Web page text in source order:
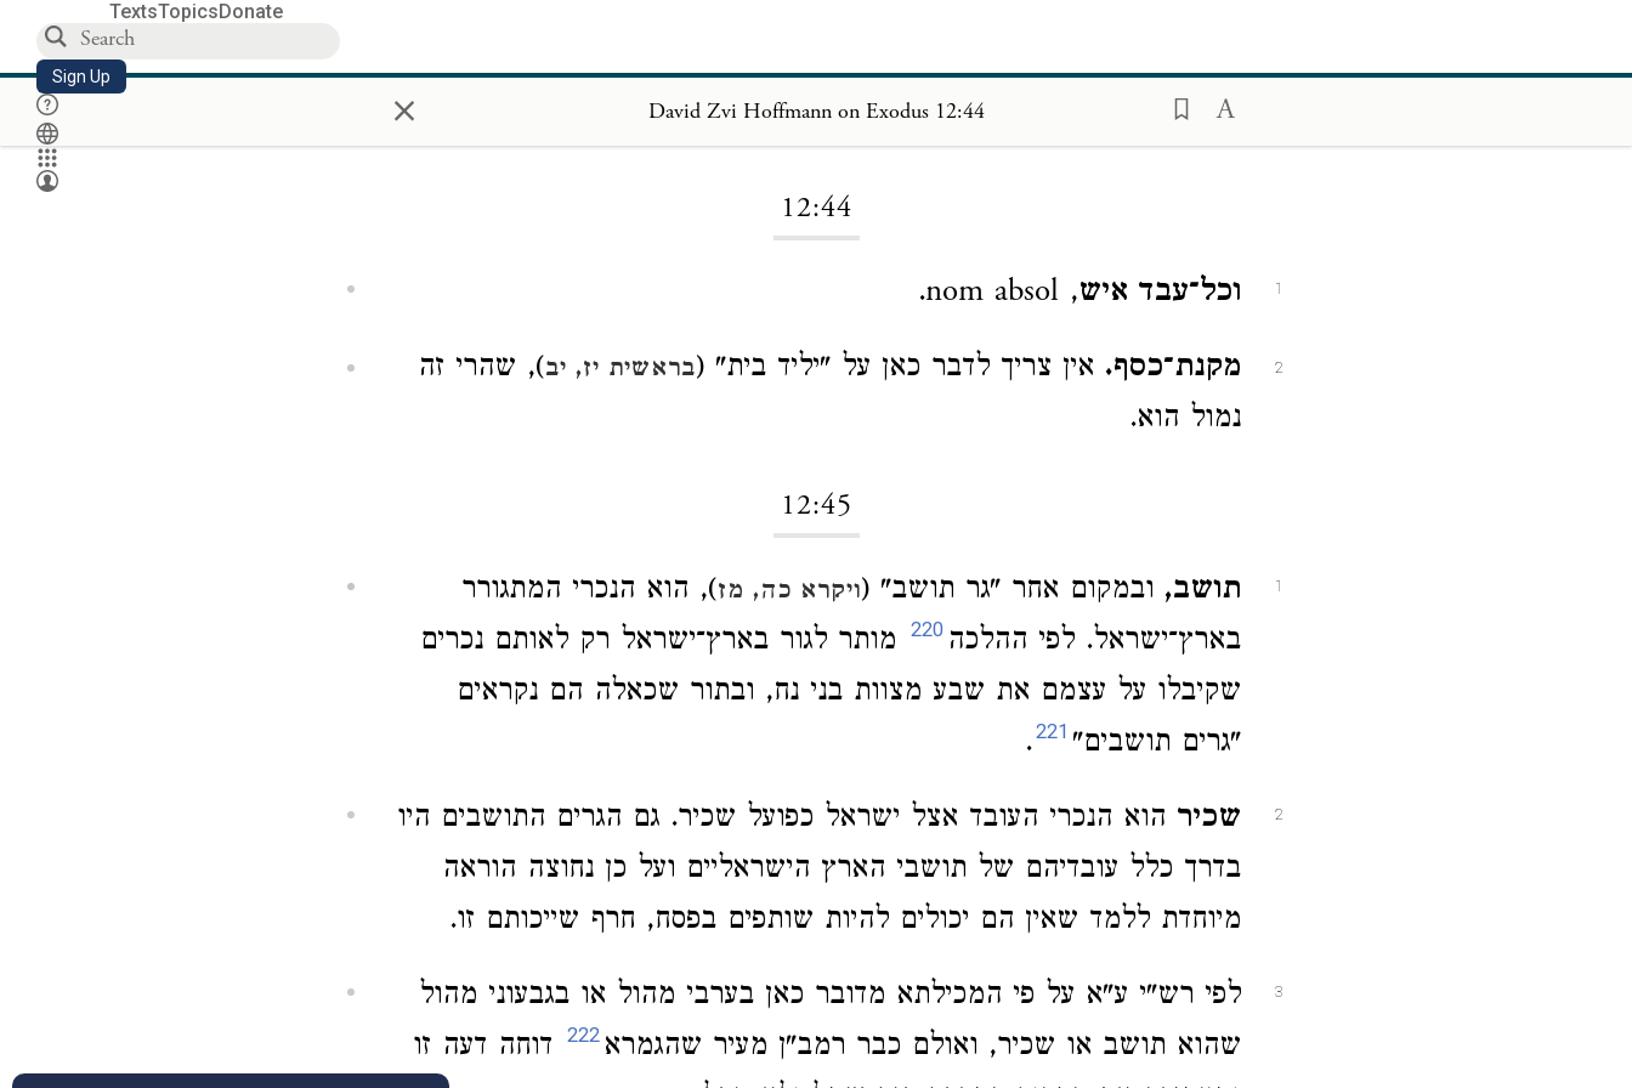
TextsTopicsDonate
Sign Up × David Zvi Hoffmann on Exodus 12:44
12:44
1 וכל־עבד איש, nom absol.
2 מקנת־כסף. אין צריך לדבר כאן על "יליד בית" (בראשית יז, יב), שהרי זה
נמול הוא.
12:45
1 תושב, ובמקום אחר "גר תושב" (ויקרא כה, מז), הוא הנכרי המתגורר
בארץ־ישראל. לפי ההלכה 220 מותר לגור בארץ־ישראל רק לאותם נכרים
שקיבלו על עצמם את שבע מצוות בני נח, ובתור שכאלה הם נקראים
"גרים תושבים" 221
.
2 שכיר הוא הנכרי העובד אצל ישראל כפועל שכיר. גם הגרים התושבים היו
בדרך כלל עובדיהם של תושבי הארץ הישראליים ועל כן נחוצה הוראה
מיוחדת ללמד שאין הם יכולים להיות שותפים בפסח, חרף שייכותם זו.
3
לפי רש"י ע"א על פי המכילתא מדובר כאן בערבי מהול או בגבעוני מהול
שהוא תושב או שכיר, ואולם כבר רמב"ן מעיר שהגמרא 222 דוחה דעה זו